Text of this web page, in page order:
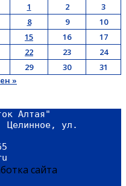
1
2
3
8 9
10
15 16
17
22 23
24
29 30
31
»
Алтая"
Целинное, ул.
сайта